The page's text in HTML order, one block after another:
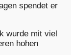
spendet er
wurde mit viel
hohen